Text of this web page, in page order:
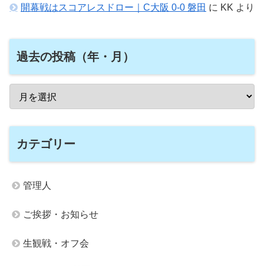
開幕戦はスコアレスドロー｜C大阪 0-0 磐田 に KK より
過去の投稿（年・月）
カテゴリー
管理人
ご挨拶・お知らせ
生観戦・オフ会